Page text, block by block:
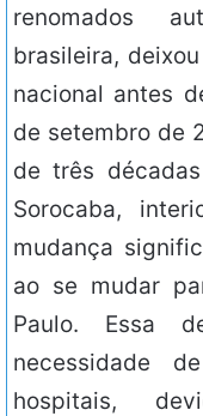
renomados
brasileira,
nacional antes
de setembro de
de três
Sorocaba,
mudança
ao se mudar
Paulo. Essa
necessidade
hospitais,